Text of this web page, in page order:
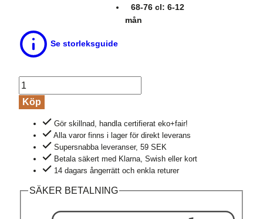
68-76 cl: 6-12
mån
Se storleksguide
Tröja
baby
&
barn
applikation
happy
dog,
Köp
Gör skillnad, handla certifierat eko+fair!
Alla varor finns i lager för direkt leverans
Supersnabba leveranser, 59 SEK
Betala säkert med Klarna, Swish eller kort
14 dagars ångerrätt och enkla returer
SÄKER BETALNING